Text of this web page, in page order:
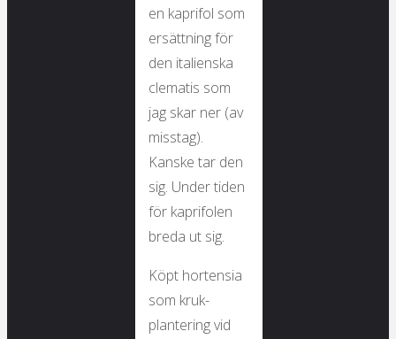
en kaprifol som
ersättning för
den italienska
clematis som
jag skar ner (av
misstag).
Kanske tar den
sig. Under tiden
för kaprifolen
breda ut sig.
Köpt hortensia
som kruk-
plantering vid